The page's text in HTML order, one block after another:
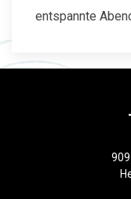
entspannte